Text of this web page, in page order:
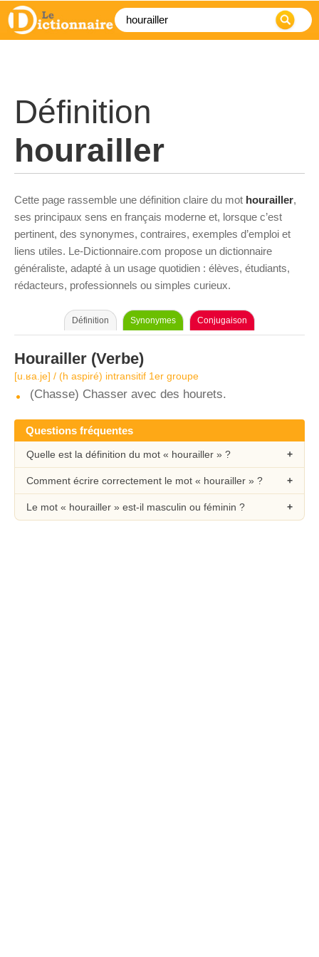
Définition
hourailler
Cette page rassemble une définition claire du mot hourailler,
ses principaux sens en français moderne et, lorsque c’est
pertinent, des synonymes, contraires, exemples d’emploi et
liens utiles. Le-Dictionnaire.com propose un dictionnaire
généraliste, adapté à un usage quotidien : élèves, étudiants,
rédacteurs, professionnels ou simples curieux.
Définition Synonymes Conjugaison
Hourailler (Verbe)
[u.ʁa.je] / (h aspiré) intransitif 1er groupe
(Chasse) Chasser avec des hourets.
Questions fréquentes
Quelle est la définition du mot « hourailler » ?
Comment écrire correctement le mot « hourailler » ?
Le mot « hourailler » est-il masculin ou féminin ?